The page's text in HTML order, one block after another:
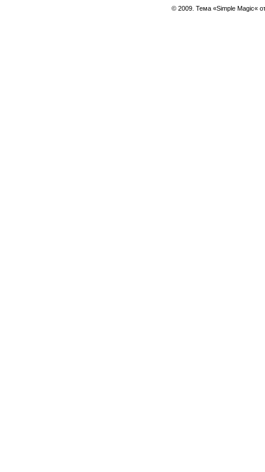
© 2009. Тема «Simple Magic«